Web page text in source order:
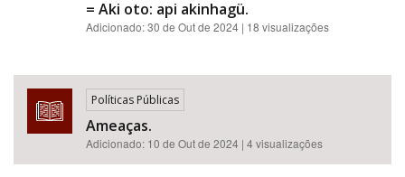
= Aki oto: api akinhagü.
Adicionado:30 de Out de 2024 | 18 visualizações
Políticas Públicas
Ameaças.
Adicionado: 10 de Out de 2024 | 4 visualizações